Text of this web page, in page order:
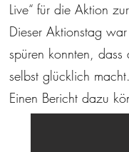
Live“ für die Aktion
Dieser Aktionstag
spüren konnten,
selbst glücklich macht.
Einen Bericht dazu